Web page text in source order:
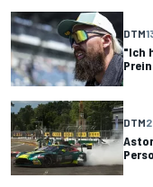
DTM
"Ich
DTM